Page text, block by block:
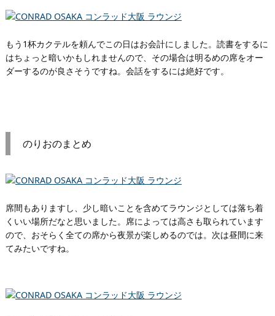
もう1杯カクテルを頼んでこの日はお会計にしました。読書をするに
はちょっと暗いかもしれませんので、その場合は明るめの席をオー
ダーするのが良さそうですね。会話をするには絶好です。
のりおのまとめ
席間もありますし、少し暗いことを含めてラウンジとしては落ち着
くいい場所だなと思いました。席によっては高さも取られています
ので、おそらく全ての席から夜景が楽しめるのでは。次は昼間に来
てみたいですね。